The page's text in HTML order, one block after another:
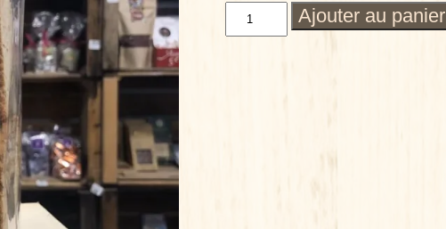
quantité
Ajouter au panier